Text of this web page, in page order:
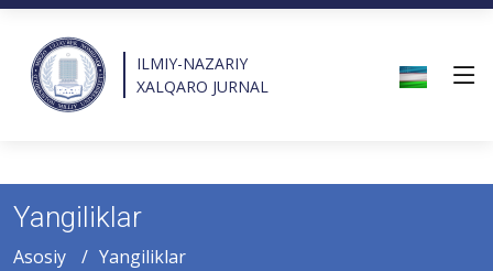
ILMIY-NAZARIY
XALQARO JURNAL
Yangiliklar
Asosiy Yangiliklar